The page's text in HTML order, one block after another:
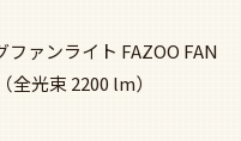
ァンライト FAZOO FAN
光束 2200 lm）